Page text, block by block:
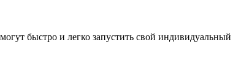
быстро и легко запустить свой индивидуальный